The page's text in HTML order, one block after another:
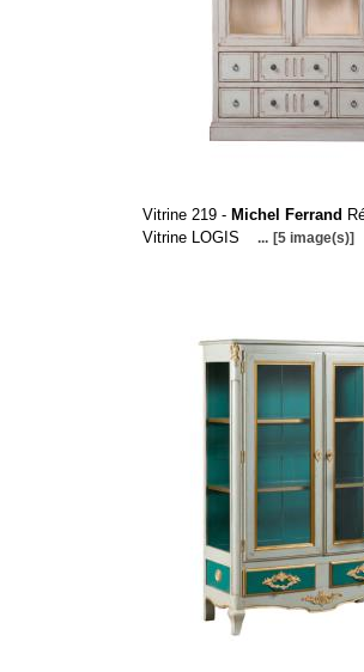
Vitrine 219 - Michel Ferrand
Vitrine LOGIS
... [5 image(s)]